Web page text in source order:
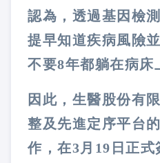
認為，透過基因檢
提早知道疾病風險
不要8年都躺在病床
因此，生醫股份有
整及先進定序平台
作，在3月19日正